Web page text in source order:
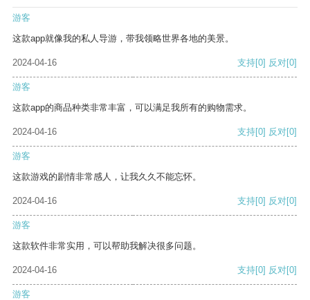
游客
这款app就像我的私人导游，带我领略世界各地的美景。
2024-04-16 支持[0] 反对[0]
游客
这款app的商品种类非常丰富，可以满足我所有的购物需求。
2024-04-16 支持[0] 反对[0]
游客
这款游戏的剧情非常感人，让我久久不能忘怀。
2024-04-16 支持[0] 反对[0]
游客
这款软件非常实用，可以帮助我解决很多问题。
2024-04-16 支持[0] 反对[0]
游客